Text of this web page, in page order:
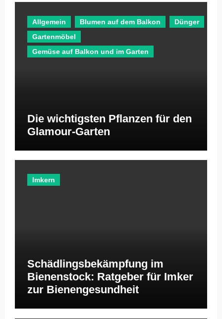
Allgemein Blumen auf dem Balkon
Dünger
Gartenmöbel
Gemüse auf Balkon und im Garten
Die wichtigsten Pflanzen für den
Glamour-Garten
Imkern
Schädlingsbekämpfung im
Bienenstock: Ratgeber für Imker
zur Bienengesundheit